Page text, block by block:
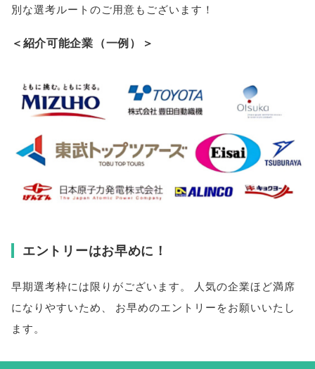
別な選考ルートのご用意もございます！
＜紹介可能企業 （一例） ＞
エントリーはお早めに！
早期選考枠には限りがございます。
人気の企業ほど満席
になりやすいため
お早めのエントリーをお願いいたし
ます。